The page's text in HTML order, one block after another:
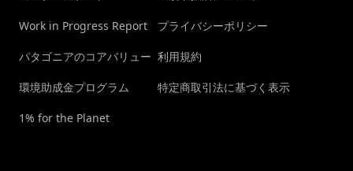
Work in Progress Report
パタゴニアのコアバリュー
環境助成金プログラム
1% for the Planet
プライバシーポリシー
利用規約
特定商取引法に基づく表示